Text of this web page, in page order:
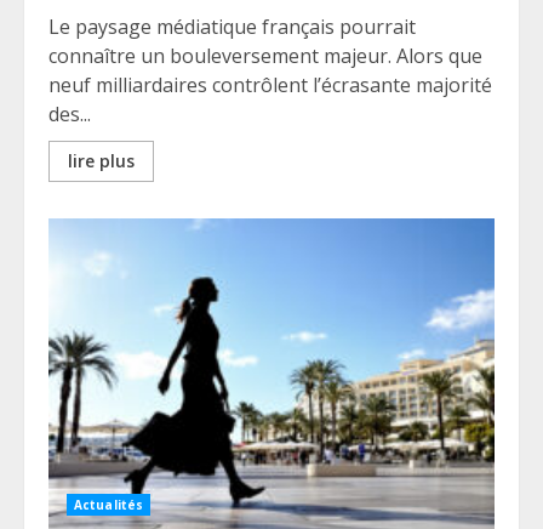
Le paysage médiatique français pourrait
connaître un bouleversement majeur. Alors que
neuf milliardaires contrôlent l’écrasante majorité
des...
lire plus
Actualités